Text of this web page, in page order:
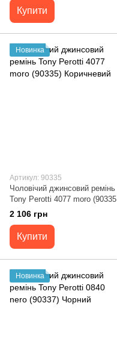
Купити
Новинка
Артикул: 90335
Чоловічий джинсовий ремінь
Tony Perotti 4077 moro (90335)
Коричневий
2 106 грн
Купити
Новинка